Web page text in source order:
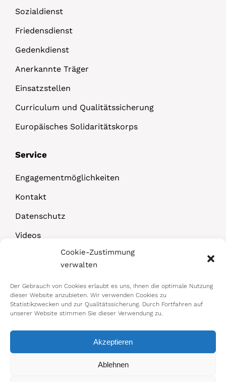
Cookie-Zustimmung
verwalten
Der Gebrauch von Cookies erlaubt es uns, Ihnen die optimale Nutzung
dieser Website anzubieten. Wir verwenden Cookies zu
Statistikzwecken und zur Qualitätssicherung. Durch Fortfahren auf
unserer Website stimmen Sie dieser Verwendung zu.
Akzeptieren
Ablehnen
Sozialdienst
Friedensdienst
Gedenkdienst
Anerkannte Träger
Einsatzstellen
Curriculum und Qualitätssicherung
Europäisches Solidaritätskorps
Service
Engagementmöglichkeiten
Kontakt
Datenschutz
Videos
© 2026 Bundesministerium für Arbeit,